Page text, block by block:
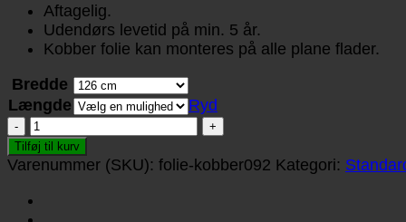
1.095 kr.
Aftagelig.
Udendørs levetid på min. 5 år.
Kobber folie kan monteres på alle plane flader.
Bredde
Længde
Ryd
Kobber
folie
antal
Tilføj til kurv
Varenummer (SKU): folie-kobber092 Kategori: